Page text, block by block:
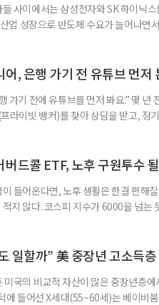
사이에서는 삼성전자와 SK 하이닉
업 성장으로 반도체 수요가 늘어나면
드시 알아야 할 핵심 위험 요소를 짚
어, 은행 가기 전 유튜브 먼저
가기 전에 유튜브를 먼저 봐요.” 몇
라이빗 뱅커)를 찾아 상담을 받고, 정
서울에 사는 60대 A 씨는 최근 IRP(
버드콜 ETF, 노후 구원투수
들어온다면, 노후 생활은 한결 편해
지 않다. 코스피 지수가 6000을 넘는
커버드콜 ETF는 은퇴자와 은퇴를 앞
일할까” 美 중장년 고소득
미국의 비교적 자산이 많은 중장년층
에 들어선 X세대(55~60세)는 베이비